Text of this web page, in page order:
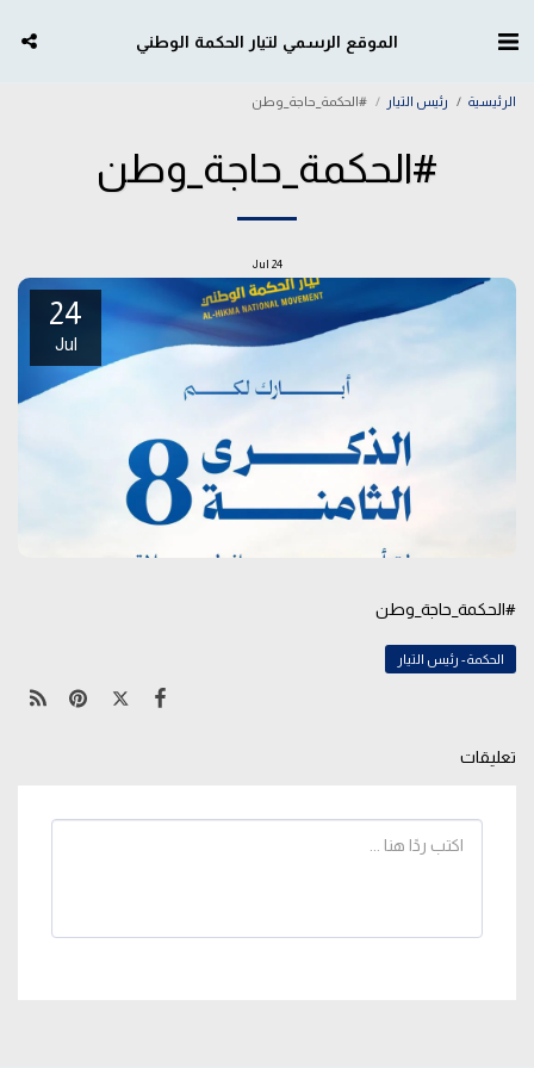
الموقع الرسمي لتيار الحكمة الوطني
الرئيسية رئيس التيار #الحكمة_حاجة_وطن
#الحكمة_حاجة_وطن
24
Jul
24
Jul
#الحكمة_حاجة_وطن
الحكمة- رئيس التيار
تعليقات